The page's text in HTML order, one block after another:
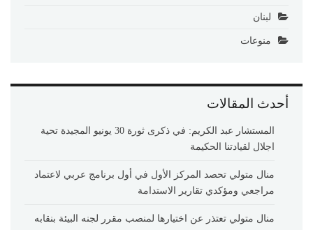
لبنان
منوعات
أحدث المقالات
المستشار عبد الكريم: في ذكرى ثورة 30 يونيو المجيدة تحية
اجلال لقيادتنا الحكيمة
منال متولي تحصد المركز الأول في أول برنامج عربي لاعتماد
مراجعي ومؤكدي تقارير الاستدامة
منال متولي تعتذر عن اختيارها لمنصب مقرر لجنه البيئة بنقابه